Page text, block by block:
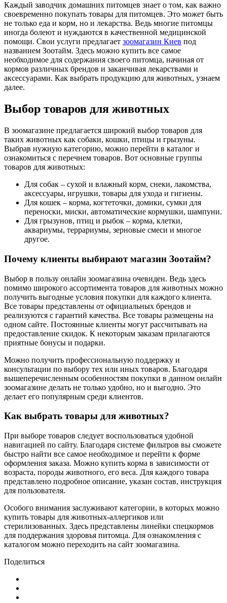
Каждый заводчик домашних питомцев знает о том, как важно
своевременно покупать товары для питомцев. Это может быть
не только еда и корм, но и лекарства. Ведь многие питомцы
иногда болеют и нуждаются в качественной медицинской
помощи. Свои услуги предлагает зоомагазин Киев под
названием Зоотайм. Здесь можно купить все самое
необходимое для содержания своего питомца, начиная от
кормов различных брендов и заканчивая лекарствами и
аксессуарами. Как выбрать продукцию для животных, узнаем
далее.
Выбор товаров для животных
В зоомагазине предлагается широкий выбор товаров для
таких животных как собаки, кошки, птицы и грызуны.
Выбрав нужную категорию, можно перейти в каталог и
ознакомиться с перечнем товаров. Вот основные группы
товаров для животных:
Для собак – сухой и влажный корм, снеки, лакомства,
аксессуары, игрушки, товары для ухода и гигиены.
Для кошек – корма, когтеточки, домики, сумки для
переноски, миски, автоматические кормушки, шампуни.
Для грызунов, птиц и рыбок – корма, клетки,
аквариумы, террариумы, зерновые смеси и многое
другое.
Почему клиенты выбирают магазин Зоотайм?
Выбор в пользу онлайн зоомагазина очевиден. Ведь здесь
помимо широкого ассортимента товаров для животных можно
получить выгодные условия покупки для каждого клиента.
Все товары представлены от официальных брендов и
реализуются с гарантий качества. Все товары размещены на
одном сайте. Постоянные клиенты могут рассчитывать на
предоставление скидок. К некоторым заказам прилагаются
приятные бонусы и подарки.
Можно получить профессиональную поддержку и
консультации по выбору тех или иных товаров. Благодаря
вышеперечисленным особенностям покупки в данном онлайн
зоомагазине делать не только удобно, но и выгодно. Это
делает его популярным среди клиентов.
Как выбрать товары для животных?
При выборе товаров следует воспользоваться удобной
навигацией по сайту. Благодаря системе фильтров вы сможете
быстро найти все самое необходимое и перейти к форме
оформления заказа. Можно купить корма в зависимости от
возраста, породы животного, его веса. Для каждого товара
представлено подробное описание, указан состав, инструкция
для пользователя.
Особого внимания заслуживают категории, в которых можно
купить товары для животных-аллергиков или
стерилизованных. Здесь представлены линейки спецкормов
для поддержания здоровья питомца. Для ознакомления с
каталогом можно переходить на сайт зоомагазина.
Поделиться